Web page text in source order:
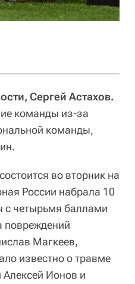
Сергей Астахов.
команды из-за
команды,
во вторник на
России набрала 10
с четырьмя баллами
повреждений
Магкеев,
известно о травме
Ионов и